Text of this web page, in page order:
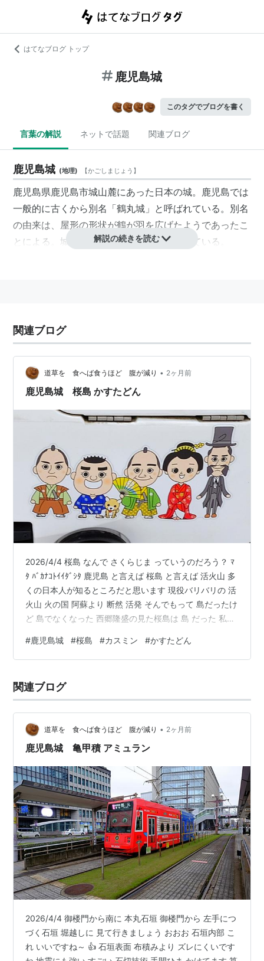
はてなブログ トップ
鹿児島城
このタグでブログを書く
言葉の解説 ネットで話題 関連ブログ
鹿児島城 (地理) 【かごしまじょう 】
鹿児島県鹿児島市城山麓にあった日本の城。鹿児島では
一般的に古くから別名「鶴丸城 」と呼ばれている。別名
の由来は、屋形の形状が鶴が羽を広げたようであったこ
とによる。城跡は鹿児島県史跡に指定されている。
解説の続きを読む
関連ブログ
道草を 食へば食うほど 腹が減り • 2ヶ月前
鹿児島城 桜島 かすたどん
2026/4/4 桜島 なんで さくらじま っていうのだろう？ ﾏ
ﾀ ﾊﾞｶﾅｺﾄｲｲﾀﾞｼﾀ 鹿児島 と言えば 桜島 と言えば 活火山 多
くの日本人が知るところだと思います 現役バリバリの 活
火山 火の国 阿蘇より 断然 活発 そんでもって 島だったけ
ど 島でなくなった 西郷隆盛の見た桜島は 島 だった 私が
リーで戻ってきたので つながってる所 行かなかった… そ
の数年後 🐎都井岬 内之浦🚀基地 最南端 佐多岬 まで行っ
埋もれた ⛩ 見に行きたいのだが… ところで 強烈に 噴火
し…
#鹿児島城 #桜島 #カスミン #かすたどん
関連ブログ
道草を 食へば食うほど 腹が減り • 2ヶ月前
鹿児島城 亀甲積 アミュラン
2026/4/4 御楼門から南に 本丸石垣 御楼門から 左手につ
づく石垣 堀越しに 見て行きましょう おおお 石垣内部 こ
れ いいですね～ 👍 石垣表面 布積みより ズレにくいです